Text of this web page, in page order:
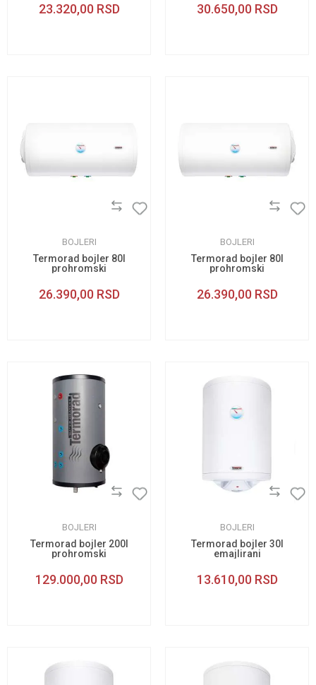
23.320,00 RSD 30.650,00 RSD
BOJLERI
Termorad bojler 80l
prohromski
26.390,00 RSD
BOJLERI
Termorad bojler 80l
prohromski
26.390,00 RSD
BOJLERI
Termorad bojler 200l
prohromski
129.000,00 RSD
BOJLERI
Termorad bojler 30l
emajlirani
13.610,00 RSD